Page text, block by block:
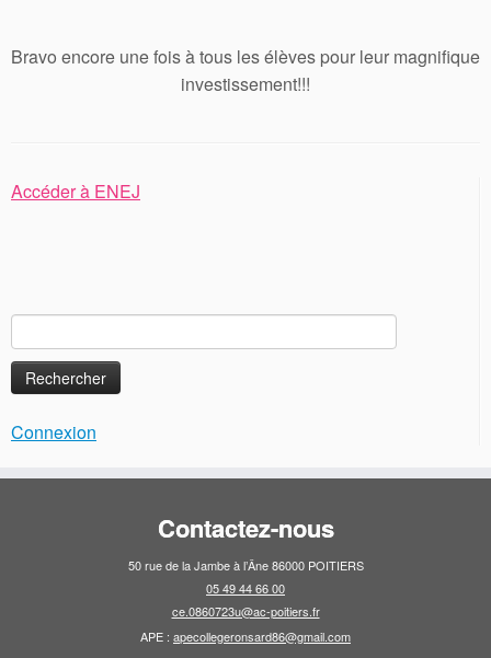
Bravo encore une fois à tous les élèves pour leur magnifique
investissement!!!
Accéder à ENEJ
Rechercher :
Connexion
Contactez-nous
50 rue de la Jambe à l’Âne 86000 POITIERS
05 49 44 66 00
ce.0860723u@ac-poitiers.fr
APE : apecollegeronsard86@gmail.com